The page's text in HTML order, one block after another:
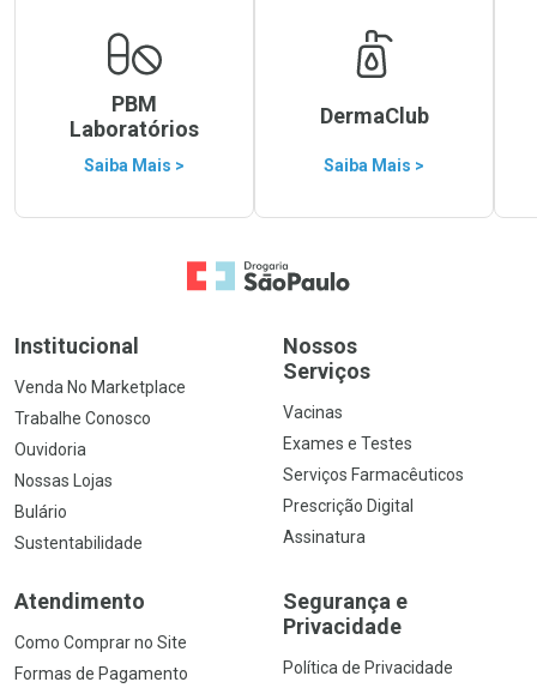
PBM
Laboratórios
Saiba Mais >
DermaClub
Saiba Mais >
Ir para a Home
Institucional
Venda No Marketplace
Trabalhe Conosco
Ouvidoria
Nossas Lojas
Bulário
Sustentabilidade
Nossos
Serviços
Vacinas
Exames e Testes
Serviços Farmacêuticos
Prescrição Digital
Assinatura
Atendimento
Como Comprar no Site
Formas de Pagamento
Segurança e
Privacidade
Política de Privacidade